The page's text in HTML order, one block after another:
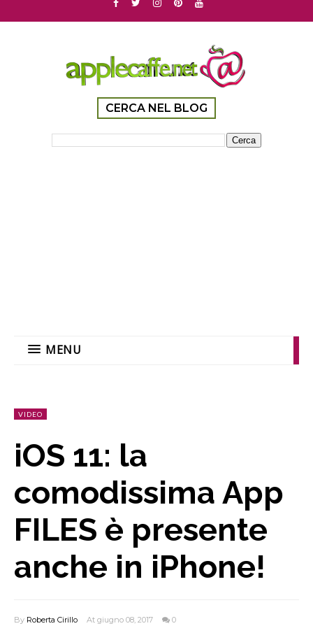
CERCA NEL BLOG
MENU
VIDEO
iOS 11: la
comodissima App
FILES è presente
anche in iPhone!
By Roberta Cirillo At giugno 08, 2017 0